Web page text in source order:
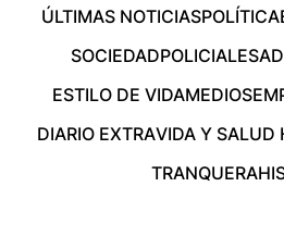
ÚLTIMAS NOTICIASPOLÍTICA
SOCIEDADPOLICIALES
ESTILO DE VIDAMEDIOS
DIARIO EXTRAVIDA Y SALUD
TRANQUERA